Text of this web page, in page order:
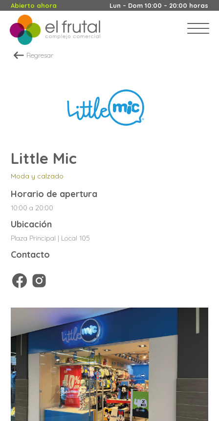
Abierto ahora Lun – Dom 10:00 – 20:00 horas
Regresar
Little Mic
Moda y calzado
Horario de apertura
10:00 a 20:00
Ubicación
Plaza Principal | Local 105
Contacto